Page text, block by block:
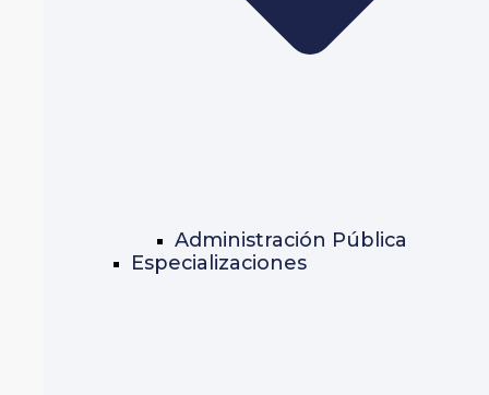
Administración Pública
Especializaciones